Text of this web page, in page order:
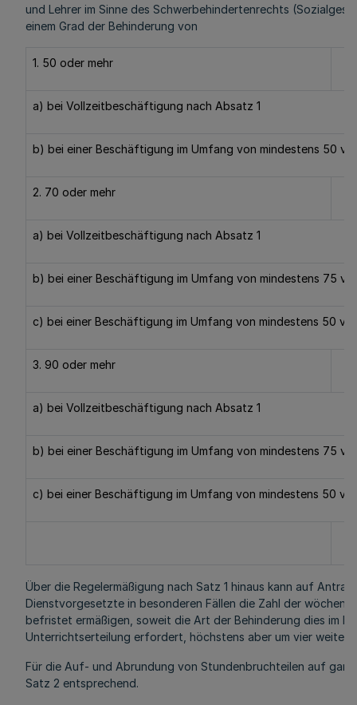
und Lehrer im Sinne des Schwerbehindertenrechts
einem Grad der Behinderung von
1. 50 oder mehr
a) bei Vollzeitbeschäftigung nach Absatz 1
b) bei einer Beschäftigung im Umfang von mindestens 50 v.
2. 70 oder mehr
a) bei Vollzeitbeschäftigung nach Absatz 1
b) bei einer Beschäftigung im Umfang von mindestens 75 v.
c) bei einer Beschäftigung im Umfang von mindestens 50 v.
3. 90 oder mehr
a) bei Vollzeitbeschäftigung nach Absatz 1
b) bei einer Beschäftigung im Umfang von mindestens 75 v.
c) bei einer Beschäftigung im Umfang von mindestens 50 v.
Über die Regelermäßigung nach Satz 1 hinaus kann auf
Dienstvorgesetzte in besonderen Fällen die Zahl der
befristet ermäßigen, soweit die Art der Behinderung dies im
Unterrichtserteilung erfordert, höchstens aber um vier weitere
Für die Auf- und Abrundung von Stundenbruchteilen auf
Satz 2 entsprechend.